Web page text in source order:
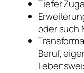
Tiefer
oder auch
Beruf,